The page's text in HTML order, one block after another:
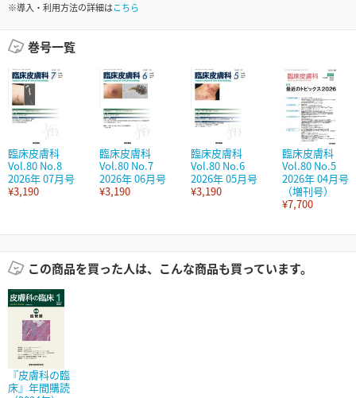
※導入・利用方法の詳細はこちら
巻号一覧
臨床皮膚科
Vol.80 No.8
2026年 07月号
¥3,190
臨床皮膚科
Vol.80 No.7
2026年 06月号
¥3,190
臨床皮膚科
Vol.80 No.6
2026年 05月号
¥3,190
臨床皮膚科
Vol.80 No.5
2026年 04月号
（増刊号）
¥7,700
この商品を買った人は、こんな商品も買っています。
『皮膚科の臨
床』年間購読